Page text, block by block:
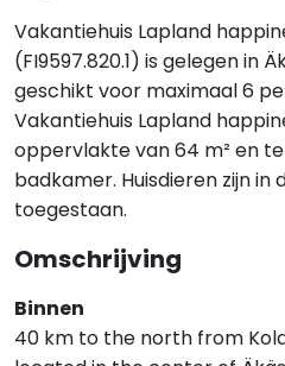
Vakantiehuis Lapland
(FI9597.820.1) is gelegen in
geschikt voor maximaal 6
Vakantiehuis Lapland
oppervlakte van 64 m² en
badkamer. Huisdieren zijn
toegestaan.
Omschrijving
Binnen
40 km to the north from